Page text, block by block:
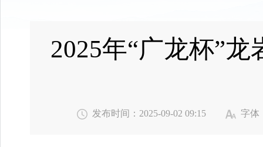
2025年“广龙杯”
发布时间：2025-09-02 09:15 字体